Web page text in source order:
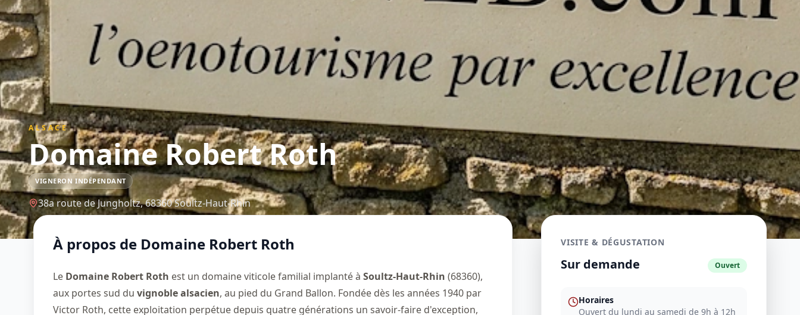
ALSACE
Domaine Robert Roth
VIGNERON INDÉPENDANT
38a route de Jungholtz,68360Soultz-Haut-Rhin
À propos de Domaine Robert Roth
Le Domaine Robert Roth est un domaine viticole familial implanté à Soultz-Haut-Rhin (68360),
aux portes sud du vignoble alsacien, au pied du Grand Ballon. Fondée dès les années 1940 par
Victor Roth, cette exploitation perpétue depuis quatre générations un savoir-faire d'exception,
VISITE & DÉGUSTATION
Sur demande Ouvert
Horaires
Ouvert du lundi au samedi de 9h à 12h